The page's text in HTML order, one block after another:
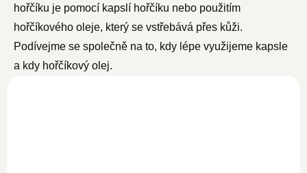
hořčíku je pomocí kapslí hořčíku nebo použitím
hořčíkového oleje, který se vstřebává přes kůži.
Podívejme se společně na to, kdy lépe využijeme kapsle
a kdy hořčíkový olej.